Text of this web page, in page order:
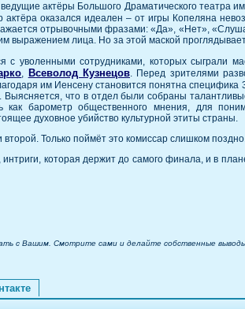
актёры Большого Драматического театра
актёра оказался идеален – от игры Копеляна
отрывочными фразами: «Да», «Нет»,
выражением лица. Но за этой маской
с уволенными сотрудниками, которых сыграли
, Всеволод Кузнецов. Перед зрителями
им Иенсену становится понятна специфика
Выясняется, что в отдел были собраны
барометр общественного мнения, для
духовное убийство культурной этиты страны.
Только поймёт это комиссар слишком
которая держит до самого финала, и в
с Вашим. Смотрите сами и делайте собственные